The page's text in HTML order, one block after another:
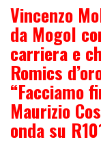
Vincenzo
da Mogol
carriera e
Romics
“Facciamo
Maurizio
onda su